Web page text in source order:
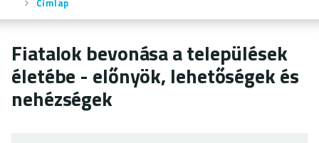
Morzsa
Címlap
Fiatalok bevonása a települések
életébe - előnyök, lehetőségek és
nehézségek